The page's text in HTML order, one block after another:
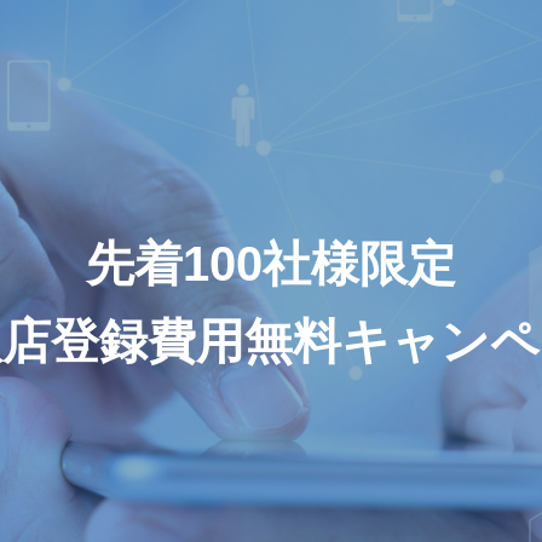
先着100社様限定
登録費用無料キャン